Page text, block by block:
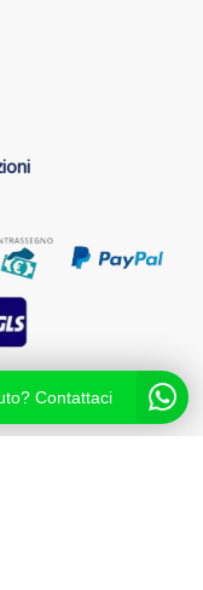
Contattaci